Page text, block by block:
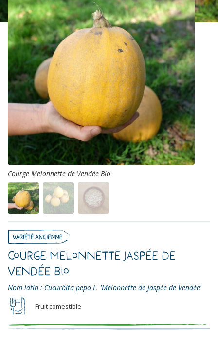
Courge Melonnette de Vendée Bio
Courge Melonnette Jaspée de
Vendée Bio
Nom latin : Cucurbita pepo L. 'Melonnette de Jaspée de Vendée'
Fruit comestible